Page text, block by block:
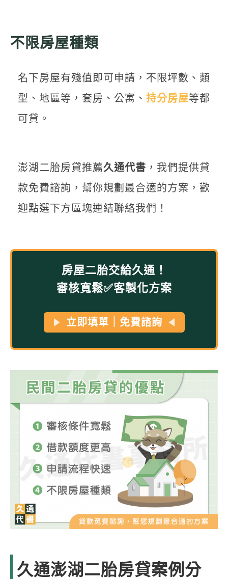
不限房屋種類
名下房屋有殘值即可申請，不限坪數、類
型、地區等，套房、公寓、 持分房屋等都
可貸。
澎湖二胎房貸推薦久通代書 ，我們提供貸
款免費諮詢，幫你規劃最合適的方案，歡
迎點選下方區塊連結聯絡我們！
房屋二胎交給久通！
審核寬鬆✅客製化方案
立即填單｜免費諮詢
久通澎湖二胎房貸案例分